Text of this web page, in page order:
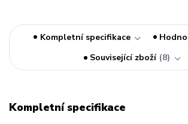
Kompletní specifikace
Související zboží 8
Kompletní specifikace